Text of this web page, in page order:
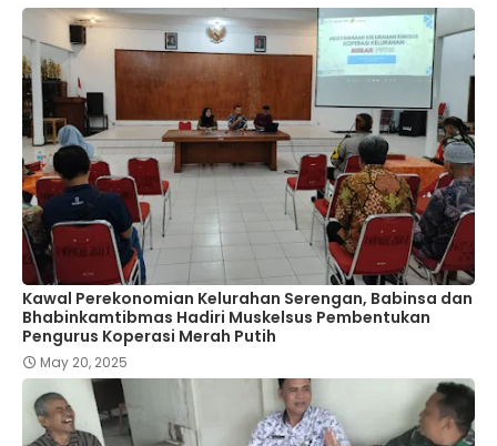
Kawal Perekonomian Kelurahan Serengan, Babinsa dan
Bhabinkamtibmas Hadiri Muskelsus Pembentukan
Pengurus Koperasi Merah Putih
May 20, 2025